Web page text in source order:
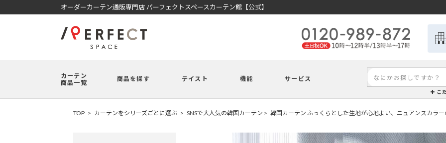
オーダーカーテン通販専門店 パーフェクトスペースカーテン館【公式】
カーテン
商品一覧
商品を探す テイスト 機能 サービス
こ
TOP カーテンをシリーズごとに選ぶ SNSで大人気の韓国カーテン 韓国カーテン ふっくらとした生地が心地よい、ニュアンスカラ